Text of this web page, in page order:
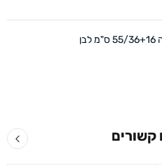
קשורים